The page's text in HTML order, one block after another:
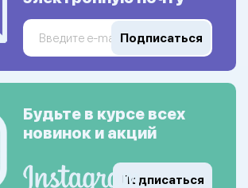
Подписаться
Будьте в курсе всех
новинок и акций
Подписаться